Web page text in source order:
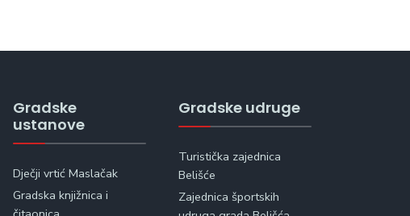
Gradske
ustanove
Dječji vrtić Maslačak
Gradska knjižnica i
Gradske udruge
Turistička zajednica
Belišće
Zajednica športskih